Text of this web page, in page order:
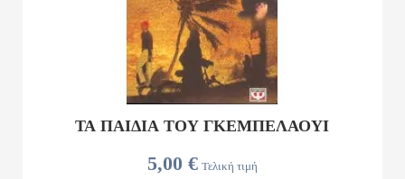
5,00 € Τελική τιμή
ΤΑ ΠΑΙΔΙΑ ΤΟΥ ΓΚΕΜΠΕΛΆΟΥΙ